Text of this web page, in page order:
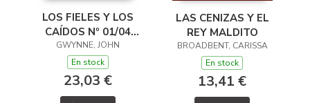
LOS FIELES Y LOS
CAÍDOS Nº 01/04
MALDAD
GWYNNE, JOHN
En stock
23,03 €
LAS CENIZAS Y EL
REY MALDITO
BROADBENT, CARISSA
En stock
13,41 €